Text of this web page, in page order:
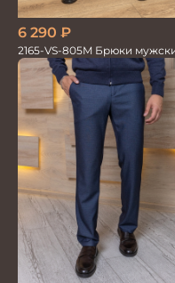
6 290 ₽
2165-VS-805M Брюки